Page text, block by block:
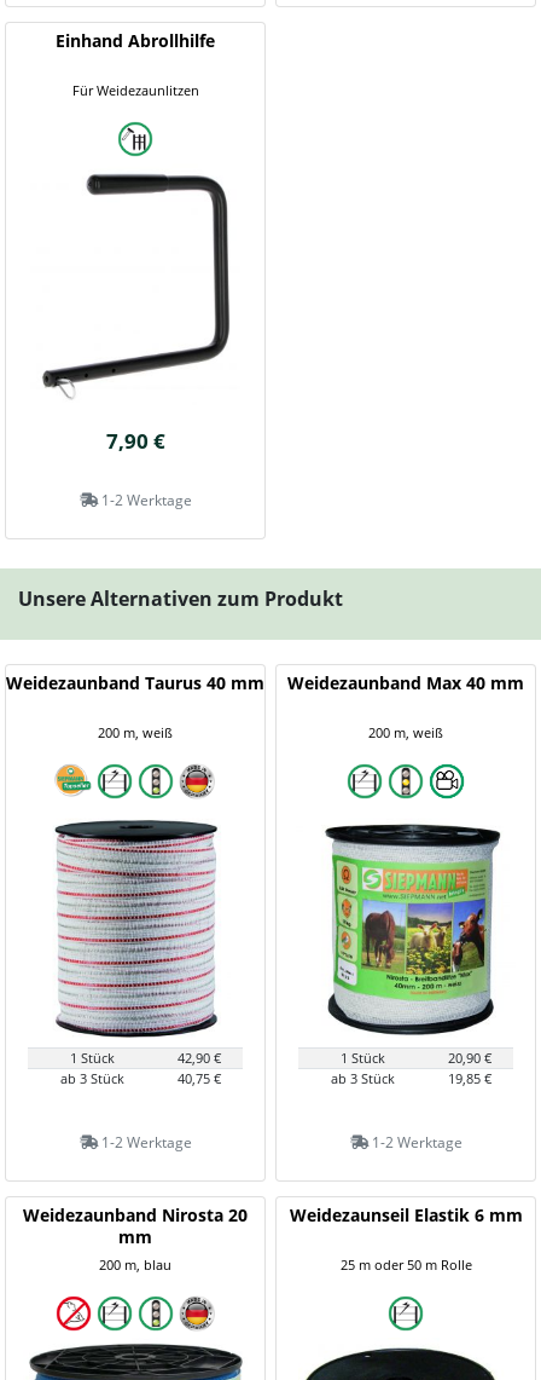
Einhand Abrollhilfe
Für Weidezaunlitzen
7,90 €
1-2 Werktage
Unsere Alternativen zum Produkt
Weidezaunband Taurus 40 mm
200 m, weiß
1 Stück
42,90 €
ab 3 Stück
40,75 €
1-2 Werktage
Weidezaunband Max 40 mm
200 m, weiß
1 Stück
20,90 €
ab 3 Stück
19,85 €
1-2 Werktage
Weidezaunband Nirosta 20
mm
200 m, blau
Weidezaunseil Elastik 6 mm
25 m oder 50 m Rolle